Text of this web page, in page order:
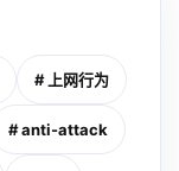
# 上网行为
# anti-attack